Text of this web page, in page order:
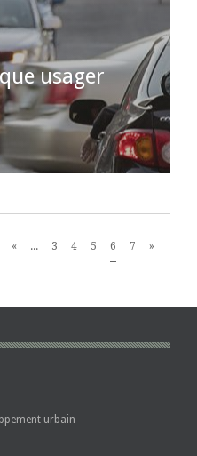
usager
« ... 3 4 5 6 7 »
urbain